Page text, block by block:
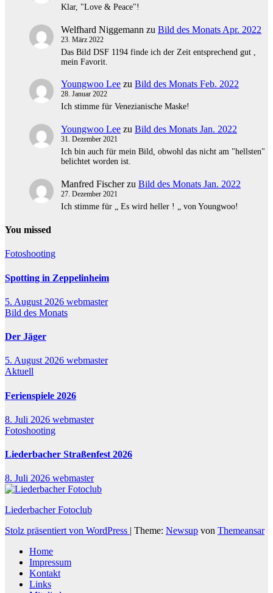
Klar, "Love & Peace"!
Welfhard Niggemann zu Bild des Monats Apr. 2022
23. März 2022
Das Bild DSF 1194 finde ich der Zeit entsprechend gut ,
mein Favorit.
Youngwoo Lee zu Bild des Monats Feb. 2022
28. Januar 2022
Ich stimme für Venezianische Maske!
Youngwoo Lee zu Bild des Monats Jan. 2022
31. Dezember 2021
Ich bin auch für mein Bild, obwohl das nicht am "hellsten"
belichtet worden ist.
Manfred Fischerzu Bild des Monats Jan. 2022
27. Dezember 2021
Ich stimme für „ Es wird heller ! „ von Youngwoo!
You missed
Fotoshooting
Spotting in Zeppelinheim
5. August 2026 webmaster
Bild des Monats
Der Jäger
5. August 2026 webmaster
Aktuell
Ferienspiele 2026
8. Juli 2026 webmaster
Fotoshooting
Liederbacher Straßenfest 2026
8. Juli 2026 webmaster
Liederbacher Fotoclub
Stolz präsentiert von WordPress | Theme: Newsup von Themeansar
Home
Impressum
Kontakt
Links